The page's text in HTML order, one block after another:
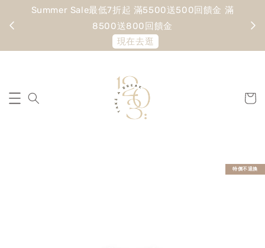
Summer Sale最低7折起 滿5500送500回饋金 滿
8500送800回饋金
現在去逛
特價不退換